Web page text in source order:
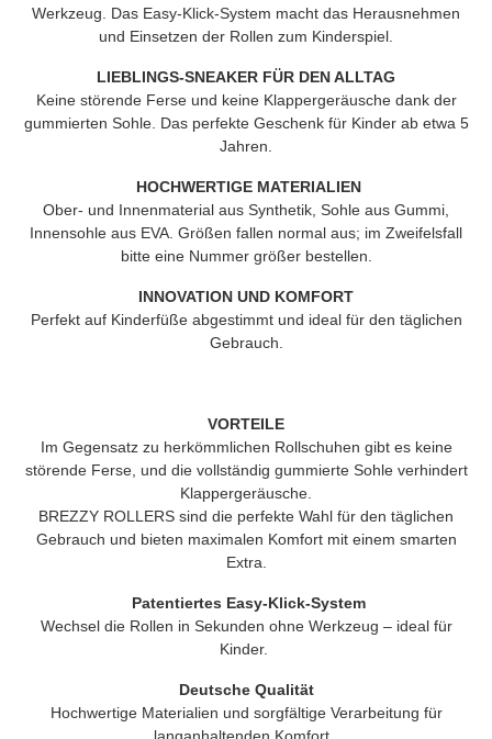
Werkzeug. Das Easy-Klick-System macht das Herausnehmen
und Einsetzen der Rollen zum Kinderspiel.
LIEBLINGS-SNEAKER FÜR DEN ALLTAG
Keine störende Ferse und keine Klappergeräusche dank der
gummierten Sohle. Das perfekte Geschenk für Kinder ab etwa 5
Jahren.
HOCHWERTIGE MATERIALIEN
Ober- und Innenmaterial aus Synthetik, Sohle aus Gummi,
Innensohle aus EVA. Größen fallen normal aus; im Zweifelsfall
bitte eine Nummer größer bestellen.
INNOVATION UND KOMFORT
Perfekt auf Kinderfüße abgestimmt und ideal für den täglichen
Gebrauch.
VORTEILE
Im Gegensatz zu herkömmlichen Rollschuhen gibt es keine
störende Ferse, und die vollständig gummierte Sohle verhindert
Klappergeräusche.
BREZZY ROLLERS sind die perfekte Wahl für den täglichen
Gebrauch und bieten maximalen Komfort mit einem smarten
Extra.
Patentiertes Easy-Klick-System
Wechsel die Rollen in Sekunden ohne Werkzeug – ideal für
Kinder.
Deutsche Qualität
Hochwertige Materialien und sorgfältige Verarbeitung für